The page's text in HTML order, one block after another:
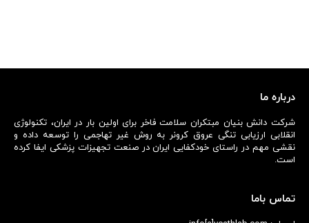
درباره ما
شرکت دانش بنیان مبتکران سلامت فاخر برای اولین بار در ایران، تکنولوژی
انقلابی ارزیابی تنگی عروق کرونر به روش غیر تهاجمی را توسعه داده و
نقشی مهم در راستای خودکفایی ایران در صنعت تجهیزات پزشکی ایفا کرده
است.
تماس باما